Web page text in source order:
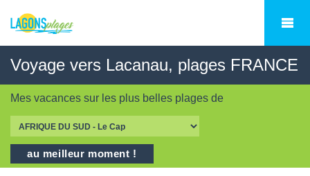
Voyage vers Lacanau, plages FRANCE
Mes vacances sur les plus belles plages de
au meilleur moment !